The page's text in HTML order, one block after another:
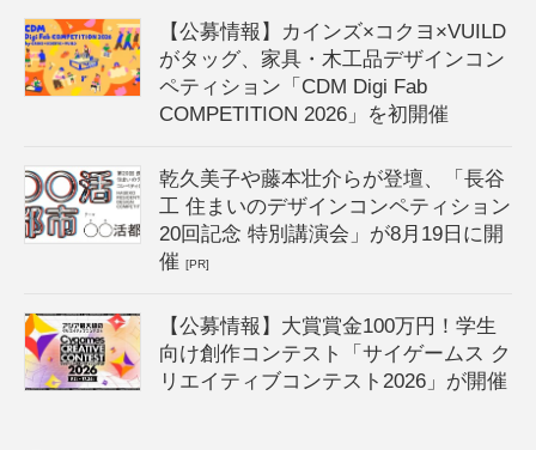
【公募情報】カインズ×コクヨ×VUILD
がタッグ、家具・木工品デザインコン
ペティション「CDM Digi Fab
COMPETITION 2026」を初開催
乾久美子や藤本壮介らが登壇、「長谷
工 住まいのデザインコンペティション
20回記念 特別講演会」が8月19日に開
催[PR]
【公募情報】大賞賞金100万円！学生
向け創作コンテスト「サイゲームス ク
リエイティブコンテスト2026」が開催